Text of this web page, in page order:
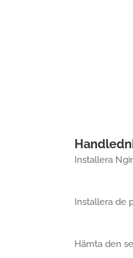
Installera
Installera de
Hämta den